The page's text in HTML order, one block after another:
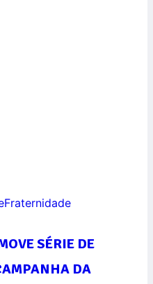
Fraternidade
SÉRIE DE
DA